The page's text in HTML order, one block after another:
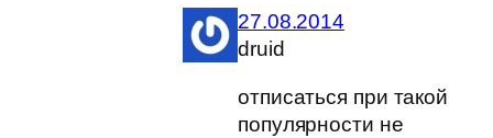
27.08.2014
druid
отписаться при такой
популярности не